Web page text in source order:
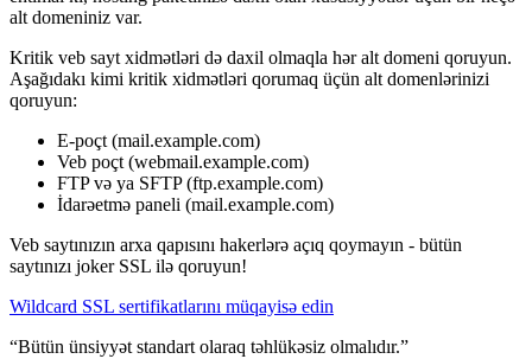
alt domeniniz var.
Kritik veb sayt xidmətləri də daxil olmaqla hər alt domeni qoruyun.
Aşağıdakı kimi kritik xidmətləri qorumaq üçün alt domenlərinizi
qoruyun:
E-poçt (mail.example.com)
Veb poçt (webmail.example.com)
FTP və ya SFTP (ftp.example.com)
İdarəetmə paneli (mail.example.com)
Veb saytınızın arxa qapısını hakerlərə açıq qoymayın - bütün
saytınızı joker SSL ilə qoruyun!
Wildcard SSL sertifikatlarını müqayisə edin
Bütün ünsiyyət standart olaraq təhlükəsiz olmalıdır.